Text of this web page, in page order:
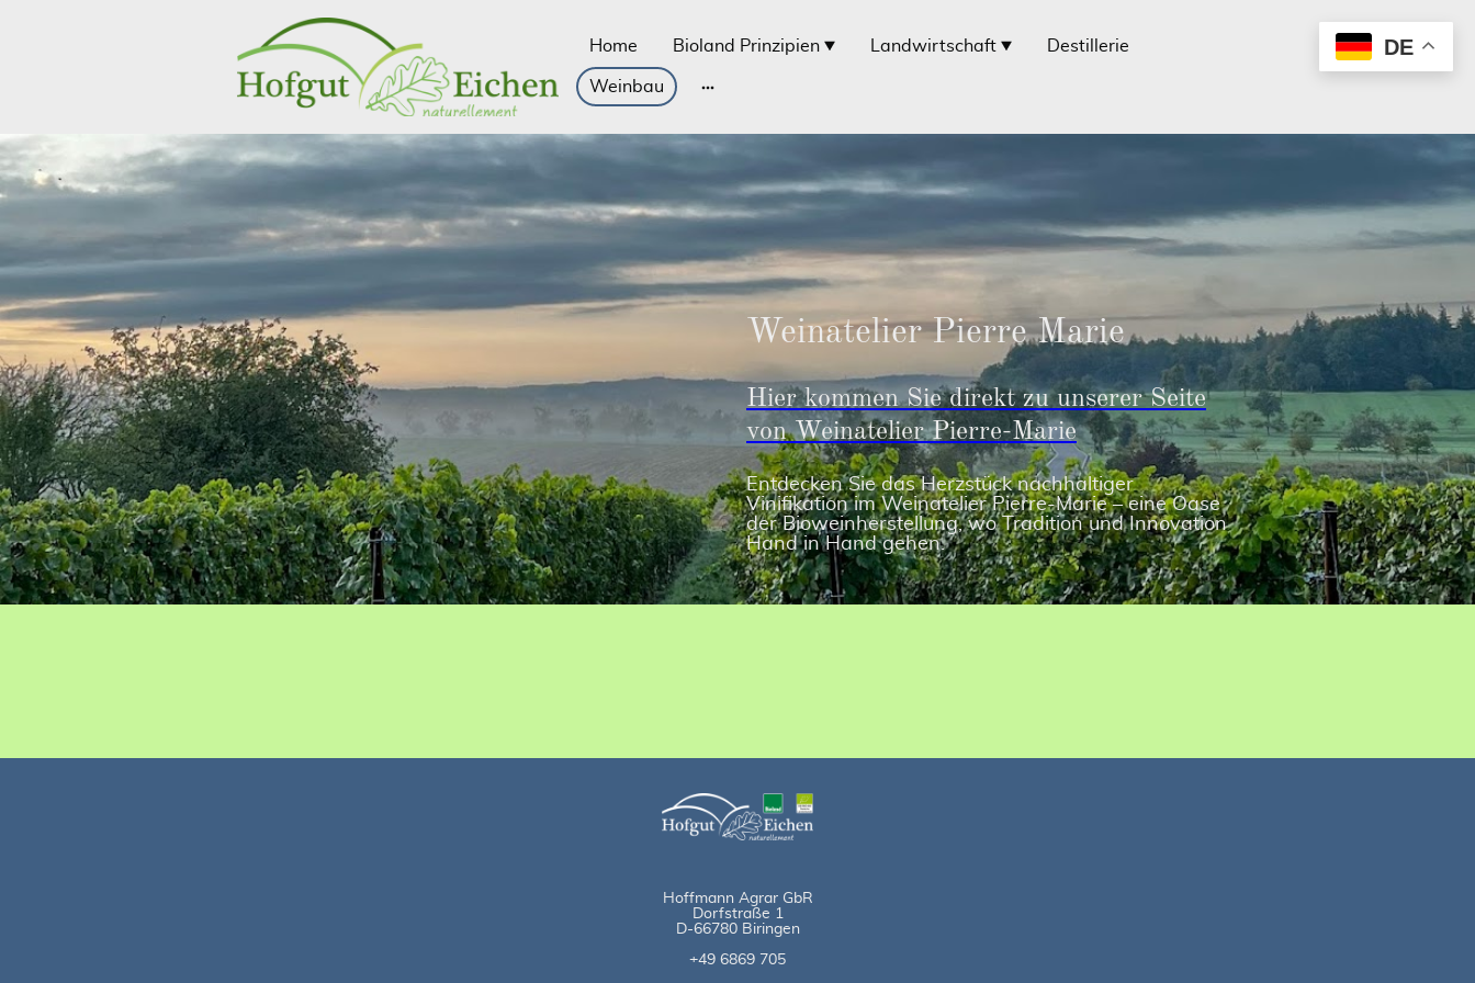
Home Bioland Prinzipien Landwirtschaft Destillerie
Weinbau
Weinatelier Pierre Marie
Hier kommen Sie direkt zu unserer Seite
von Weinatelier Pierre-Marie
Entdecken Sie das Herzstück nachhaltiger
Vinifikation im Weinatelier Pierre-Marie – eine Oase
der Bioweinherstellung, wo Tradition und Innovation
Hand in Hand gehen.
Hoffmann Agrar GbR
Dorfstraße 1
D-66780 Biringen
+49 6869 705
DE